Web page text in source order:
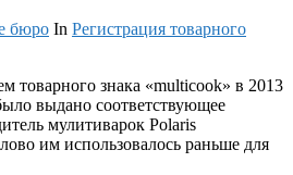
бюро In Регистрация товарного
товарного знака «multicook» в 2013
выдано соответствующее
мулитиварок Polaris
им использовалось раньше для